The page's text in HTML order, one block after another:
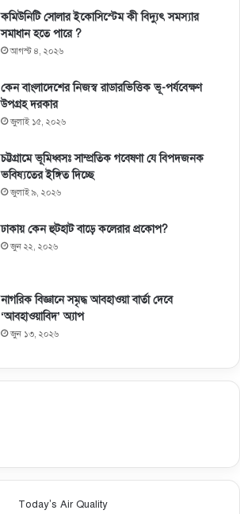
কমিউনিটি সোলার ইকোসিস্টেম কী বিদ্যুৎ সমস্যার
সমাধান হতে পারে ?
আগস্ট ৪, ২০২৬
কেন বাংলাদেশের নিজস্ব রাডারভিত্তিক ভূ-পর্যবেক্ষণ
উপগ্রহ দরকার
জুলাই ১৫, ২০২৬
চট্টগ্রামে ভূমিধ্বসঃ সাম্প্রতিক গবেষণা যে বিপদজনক
ভবিষ্যতের ইঙ্গিত দিচ্ছে
জুলাই ৯, ২০২৬
ঢাকায় কেন হুটহাট বাড়ে কলেরার প্রকোপ?
জুন ২২, ২০২৬
নাগরিক বিজ্ঞানে সমৃদ্ধ আবহাওয়া বার্তা দেবে
‘আবহাওয়াবিদ’ অ্যাপ
জুন ১৩, ২০২৬
Today’s Air Quality